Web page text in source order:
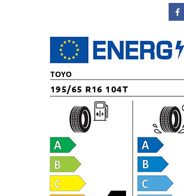
TOYO
195/65 R16 104T